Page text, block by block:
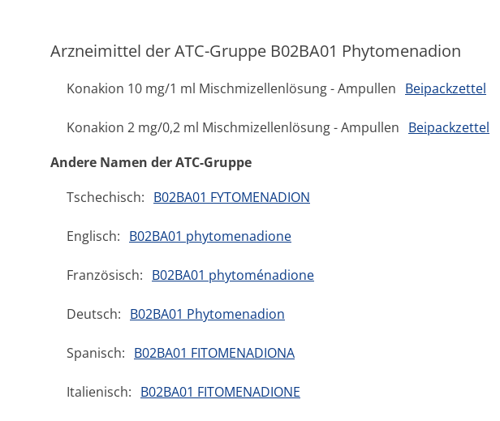
Arzneimittel der ATC-Gruppe B02BA01 Phytomenadion
Konakion 10 mg/1 ml Mischmizellenlösung - Ampullen Beipackzettel
Konakion 2 mg/0,2 ml Mischmizellenlösung - Ampullen Beipackzettel
Andere Namen der ATC-Gruppe
Tschechisch: B02BA01 FYTOMENADION
Englisch: B02BA01 phytomenadione
Französisch: B02BA01 phytoménadione
Deutsch: B02BA01 Phytomenadion
Spanisch: B02BA01 FITOMENADIONA
Italienisch: B02BA01 FITOMENADIONE